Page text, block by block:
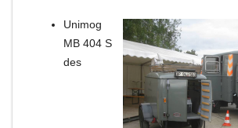
Unimog
MB 404 S
des